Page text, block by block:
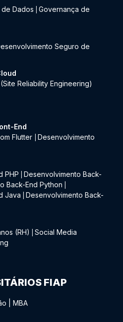
de Dados
Governança de
Seguro de
(Site Reliability Engineering)
End
Flutter
Desenvolvimento
PHP
Desenvolvimento Back-
Back-End Python
Java
Desenvolvimento Back-
(RH)
Social Media
FIAP
MBA